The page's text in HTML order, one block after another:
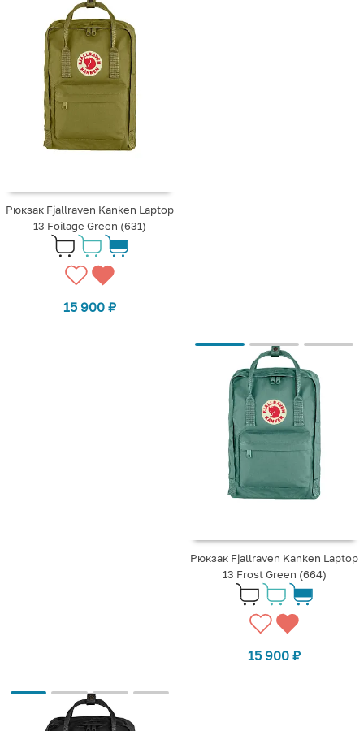
Рюкзак Fjallraven Kanken Laptop
13 Foilage Green (631)
15 900 ₽
Рюкзак Fjallraven Kanken Laptop
13 Frost Green (664)
15 900 ₽